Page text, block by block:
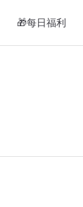
🎁每日福利